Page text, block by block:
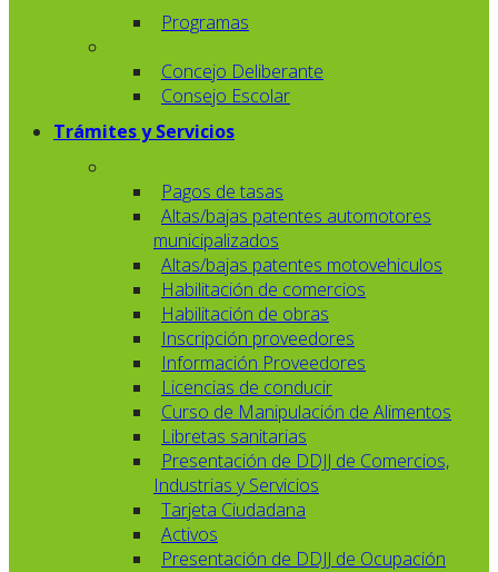
Programas
Concejo Deliberante
Consejo Escolar
Trámites y Servicios
Pagos de tasas
Altas/bajas patentes automotores
municipalizados
Altas/bajas patentes motovehiculos
Habilitación de comercios
Habilitación de obras
Inscripción proveedores
Información Proveedores
Licencias de conducir
Curso de Manipulación de Alimentos
Libretas sanitarias
Presentación de DDJJ de Comercios,
Industrias y Servicios
Tarjeta Ciudadana
Activos
Presentación de DDJJ de Ocupación